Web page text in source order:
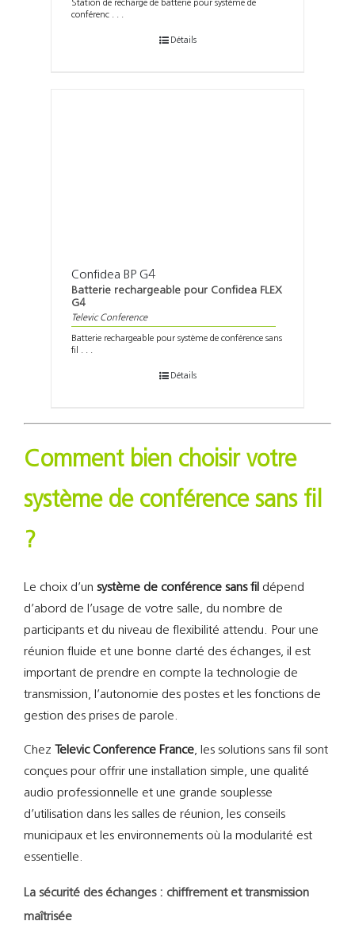
Station de recharge de batterie pour système de
conférenc . . .
Détails
Confidea BP G4
Batterie rechargeable pour Confidea FLEX
G4
Televic Conference
Batterie rechargeable pour système de conférence sans
fil . . .
Détails
Comment bien choisir votre
système de conférence sans fil
?
Le choix d’un système de conférence sans fil dépend
d’abord de l’usage de votre salle, du nombre de
participants et du niveau de flexibilité attendu. Pour une
réunion fluide et une bonne clarté des échanges, il est
important de prendre en compte la technologie de
transmission, l’autonomie des postes et les fonctions de
gestion des prises de parole.
Chez Televic Conference France, les solutions sans fil sont
conçues pour offrir une installation simple, une qualité
audio professionnelle et une grande souplesse
d’utilisation dans les salles de réunion, les conseils
municipaux et les environnements où la modularité est
essentielle.
La sécurité des échanges : chiffrement et transmission
maîtrisée